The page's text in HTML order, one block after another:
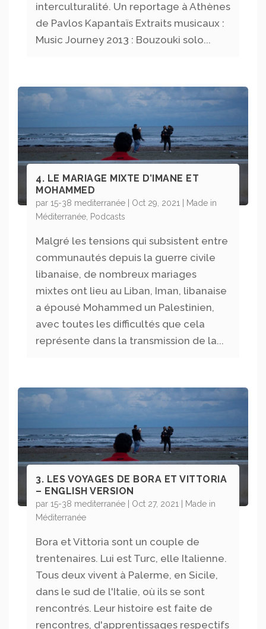
interculturalité. Un reportage à Athènes
de Pavlos Kapantaïs Extraits musicaux :
Music Journey 2013 : Bouzouki solo...
4. LE MARIAGE MIXTE D’IMANE ET
MOHAMMED
par 15-38 mediterranée Oct 29, 2021
Made in
Méditerranée Podcasts
Malgré les tensions qui subsistent entre
communautés depuis la guerre civile
libanaise, de nombreux mariages
mixtes ont lieu au Liban, Iman, libanaise
a épousé Mohammed un Palestinien,
avec toutes les difficultés que cela
représente dans la transmission de la...
3. LES VOYAGES DE BORA ET VITTORIA
– ENGLISH VERSION
par 15-38 mediterranée Oct 27, 2021
Made in
Méditerranée
Bora et Vittoria sont un couple de
trentenaires. Lui est Turc, elle Italienne.
Tous deux vivent à Palerme, en Sicile,
dans le sud de l'Italie, où ils se sont
rencontrés. Leur histoire est faite de
rencontres, d'apprentissages respectifs